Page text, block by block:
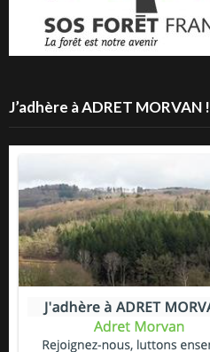
J’adhère à ADRET MORVAN !